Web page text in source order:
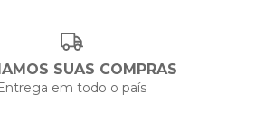
SUAS COMPRAS
em todo o país